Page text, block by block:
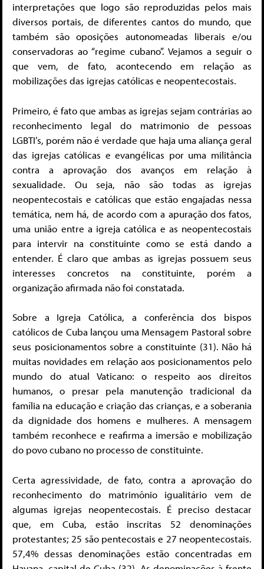
interpretações que logo são reproduzidas pelos mais
diversos portais, de diferentes cantos do mundo, que
também são oposições autonomeadas liberais e/ou
conservadoras ao “regime cubano”. Vejamos a seguir o
que vem, de fato, acontecendo em relação as
mobilizações das igrejas católicas e neopentecostais.
Primeiro, é fato que ambas as igrejas sejam contrárias ao
reconhecimento legal do matrimonio de pessoas
LGBTI’s, porém não é verdade que haja uma aliança geral
das igrejas católicas e evangélicas por uma militância
contra a aprovação dos avanços em relação à
sexualidade. Ou seja, não são todas as igrejas
neopentecostais e católicas que estão engajadas nessa
temática, nem há, de acordo com a apuração dos fatos,
uma união entre a igreja católica e as neopentecostais
para intervir na constituinte como se está dando a
entender. É claro que ambas as igrejas possuem seus
interesses concretos na constituinte, porém a
organização afirmada não foi constatada.
Sobre a Igreja Católica, a conferência dos bispos
católicos de Cuba lançou uma Mensagem Pastoral sobre
seus posicionamentos sobre a constituinte (31). Não há
muitas novidades em relação aos posicionamentos pelo
mundo do atual Vaticano: o respeito aos direitos
humanos, o presar pela manutenção tradicional da
família na educação e criação das crianças, e a soberania
da dignidade dos homens e mulheres. A mensagem
também reconhece e reafirma a imersão e mobilização
do povo cubano no processo de constituinte.
Certa agressividade, de fato, contra a aprovação do
reconhecimento do matrimônio igualitário vem de
algumas igrejas neopentecostais. É preciso destacar
que, em Cuba, estão inscritas 52 denominações
protestantes; 25 são pentecostais e 27 neopentecostais.
57,4% dessas denominações estão concentradas em